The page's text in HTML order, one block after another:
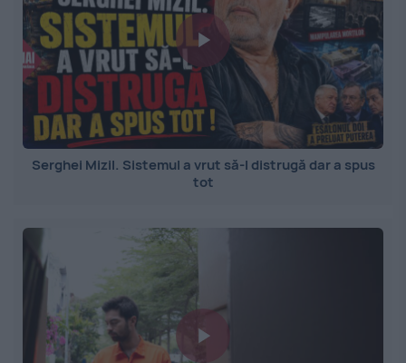
Serghei Mizil. Sistemul a vrut să-l distrugă dar a spus
tot